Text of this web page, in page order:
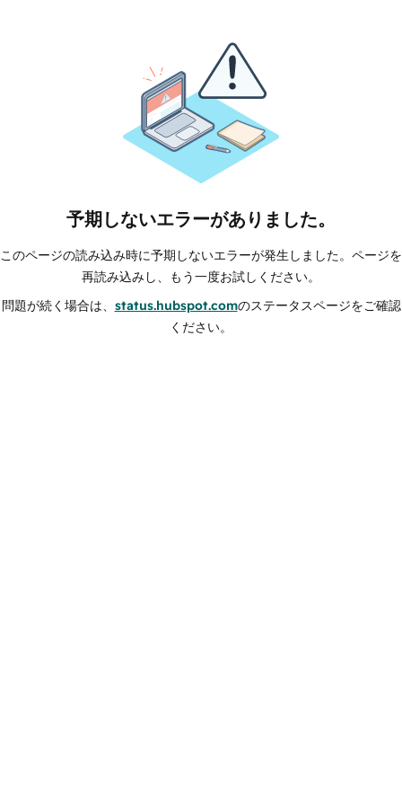
予期しないエラーがありました。
このページの読み込み時に予期しないエラーが発生しました。ページを
再読み込みし、もう一度お試しください。
問題が続く場合は、 status.hubspot.comのステータスページをご確認
ください。